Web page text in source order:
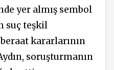
yer almış sembol
suç teşkil
kararlarının
soruşturmanın